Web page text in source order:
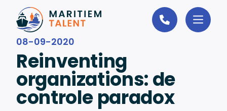
Ga naar de inhoud
08-09-2020
Reinventing
organizations: de
controle paradox